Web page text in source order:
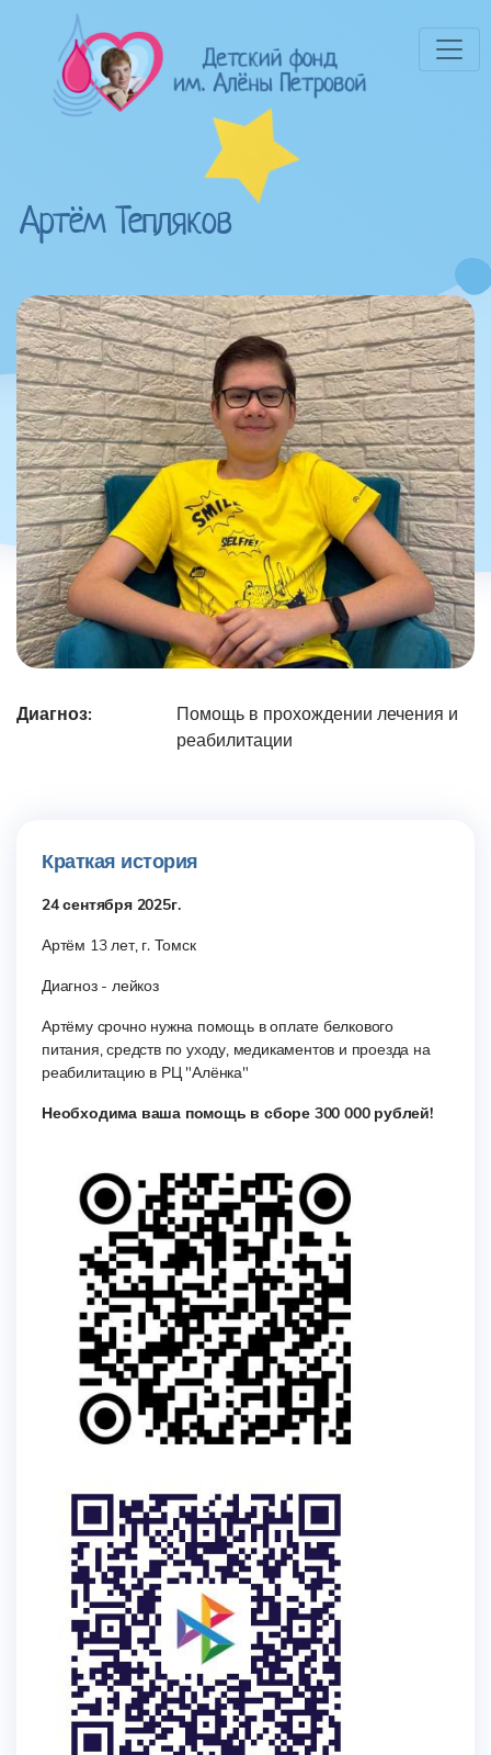
Артём Тепляков
Диагноз:
Помощь в прохождении лечения и
реабилитации
Краткая история
24 сентября 2025г.
Артём 13 лет, г. Томск
Диагноз - лейкоз
Артёму срочно нужна помощь в оплате белкового
питания, средств по уходу, медикаментов и проезда на
реабилитацию в РЦ "Алёнка"
Необходима ваша помощь в сборе 300 000 рублей!